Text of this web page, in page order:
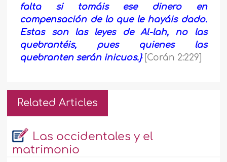
falta si tomáis ese dinero en
compensación de lo que le hayáis dado.
Estas son las leyes de Al-lah, no las
quebrantéis, pues quienes las
quebranten serán inicuos.} [Corán 2:229]
Related Articles
Las occidentales y el
matrimonio